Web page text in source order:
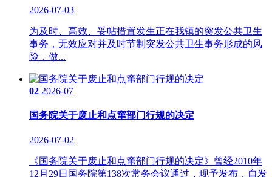
2026-07-03
为及时、高效、妥帖措置发生正在我镇的突发公共卫生
事务，无效应对并及时节制突发公共卫生事务形成的风
险，做...
02 2026-07
国务院关于废止和点窜部门行规的决定
2026-07-02
《国务院关于废止和点窜部门行规的决定》曾经2010年
12月29日国务院第138次常务会议通过，现予发布，自发